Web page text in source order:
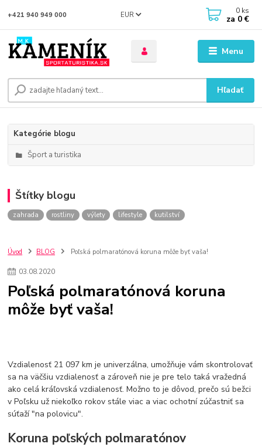
Menu
EUR
Hľadať
+421 940 949 000 0 ks
za 0 €
Kategórie blogu
Šport a turistika
Štítky blogu
zahrada rostliny výlety lifestyle kutilství
Úvod BLOG Poľská polmaratónová koruna môže byť vaša!
03.08.2020
Poľská polmaratónová koruna
môže byť vaša!
Vzdialenosť 21 097 km je univerzálna, umožňuje vám skontrolovať
sa na väčšiu vzdialenosť a zároveň nie je pre telo taká vražedná
ako celá kráľovská vzdialenosť. Možno to je dôvod, prečo sú bežci
v Poľsku už niekoľko rokov stále viac a viac ochotní zúčastniť sa
súťaží "na polovicu".
Koruna poľských polmaratónov